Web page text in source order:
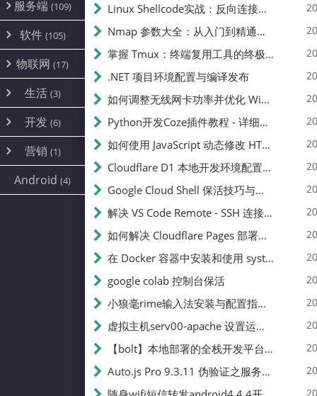
Debian(24)
ProxmoxVE
Ubuntu(7)
服务端 (109)
环境配置
DD重装(3)
加速优化(34)
面板(12)
容器
游戏 (7)
饥荒(7)
云服务商(4)
WEB源码(6)
建站(5)
软件 (105)
安全(12)
办公(4)
图片 (2)
文件
系统 (35)
AI(10)
物联网 (17)
路由器
随身wifi(1)
mobile(14)
刷机
magisk
生活 (3)
线报
sim卡(1)
开发 (6)
编译
JavaScript(2)
python(2)
营销 (1)
公关(1)
SEO(1)
Android (4)
Linux Shellcode实战：反向连接、持久化、免杀技术详解（MSF,Cobalt Strike）- 从原理到C加载器实现
Nmap 参数大全：从入门到精通，掌握网络扫描的核心技巧
掌握 Tmux：终端复用工具的终极指南
.NET 项目环境配置与编译发布
如何调整无线网卡功率并优化 Wifite 的功率设置
Python开发Coze插件教程 - 详细步骤与注意事项
如何使用 JavaScript 动态修改 HTML 中的权限文本 | 前端开发教程
Cloudflare D1 本地开发环境配置指南 | CF Pages Local Development Guide
Google Cloud Shell 保活技巧与配额时间查看方法
解决 VS Code Remote - SSH 连接失败问题：从权限问题到成功启动
如何解决 Cloudflare Pages 部署中的 API Token 权限问题
在 Docker 容器中安装和使用 systemctl 的完整指南
google colab 控制台保活
小狼毫rime输入法安装与配置指南：从基础到高级自定义
虚拟主机serv00-apache 设置运行目录
【bolt】本地部署的全栈开发平台，支持本地及众多API，本地一键生成应用，部署教程
Auto.js Pro 9.3.11 伪验证之服务器接口 Nginx 版
📝
250
篇文章
✍️
231k
总字数
👥